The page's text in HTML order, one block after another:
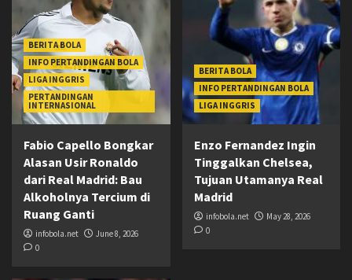
BERITA BOLA
INFO PERTANDINGAN BOLA
LIGA INGGRIS
PERTANDINGAN
INTERNASIONAL
Fabio Capello Bongkar
Alasan Usir Ronaldo
dari Real Madrid: Bau
Alkoholnya Tercium di
Ruang Ganti
infobola.net
June 8, 2026
0
BERITA BOLA
INFO PERTANDINGAN BOLA
LIGA INGGRIS
Enzo Fernandez Ingin
Tinggalkan Chelsea,
Tujuan Utamanya Real
Madrid
infobola.net
May 28, 2026
0